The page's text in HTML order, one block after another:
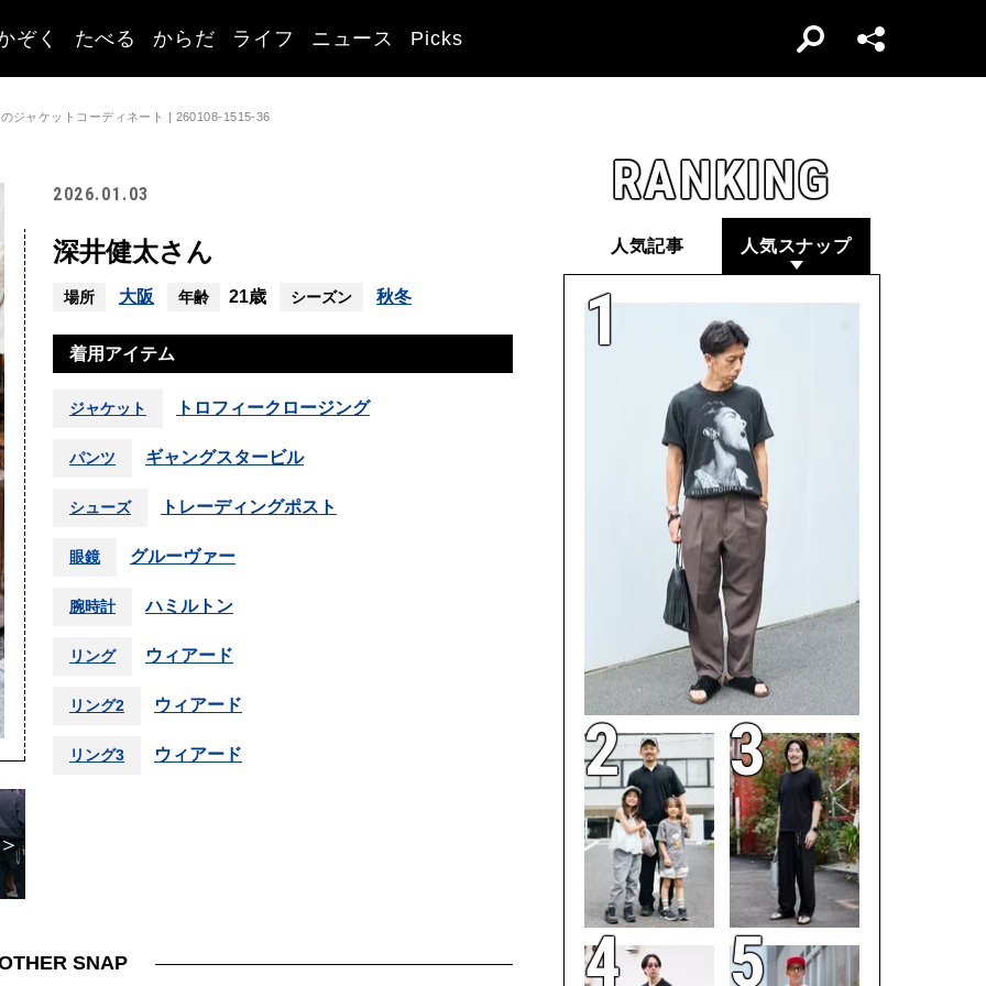
ぞく たべる からだ ライフ ニュース Picks
ジャケットコーディネート | 260108-1515-36
2026.01.03
深井健太さん
場所 大阪 年齢 21歳 シーズン 秋冬
着用アイテム
ジャケット トロフィークロージング
パンツ ギャングスタービル
シューズ トレーディングポスト
眼鏡 グルーヴァー
腕時計 ハミルトン
リング ウィアード
リング2 ウィアード
リング3 ウィアード
SNAP
RANKING
人気記事 人気スナップ